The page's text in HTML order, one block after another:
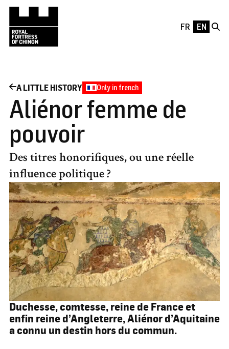
Skip to main content
A LITTLE HISTORY Only in french
Aliénor femme de
pouvoir
Des titres honorifiques, ou une réelle
influence politique ?
Duchesse, comtesse, reine de France et
enfin reine d’Angleterre, Aliénor d’Aquitaine
a connu un destin hors du commun.